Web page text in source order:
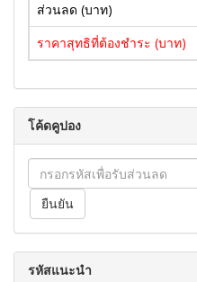
ส่วนลด (บาท)
ราคาสุทธิที่ต้องชำระ (บาท)
โค้ดคูปอง
รหัสแนะนำ